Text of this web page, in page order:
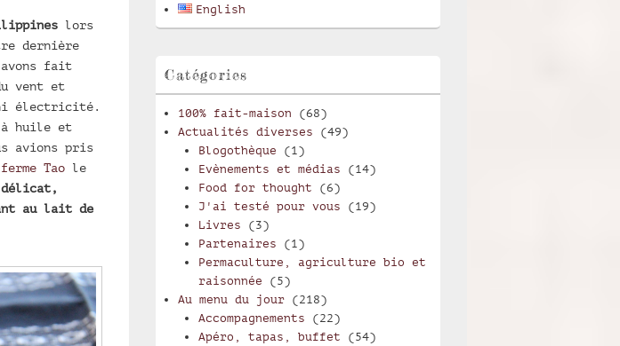
lors
dernière
fait
vent et
ni électricité.
à huile et
avions pris
Tao le
au lait de
English
Catégories
100% fait-maison (68)
Actualités diverses (49)
Blogothèque (1)
Evènements et médias (14)
Food for thought (6)
J'ai testé pour vous (19)
Livres (3)
Partenaires (1)
Permaculture, agriculture bio et
raisonnée (5)
Au menu du jour (218)
Accompagnements (22)
Apéro, tapas, buffet (54)